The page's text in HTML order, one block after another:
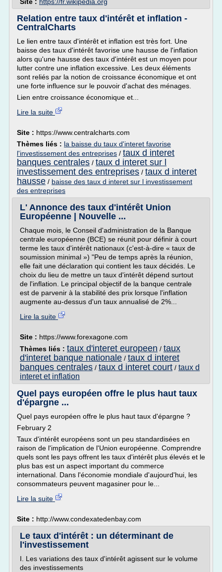
Relation entre taux d'intérêt et inflation -
CentralCharts
Le lien entre taux d'intérêt et inflation est très fort. Une
baisse des taux d'intérêt favorise une hausse de l'inflation
alors qu'une hausse des taux d'intérêt est un moyen pour
lutter contre une inflation excessive. Les deux éléments
sont reliés par la notion de croissance économique et ont
une forte influence sur le pouvoir d'achat des ménages.
Lien entre croissance économique et...
Lire la suite
Site : https://www.centralcharts.com
Thèmes liés : la baisse du taux d'interet favorise
l'investissement des entreprises / taux d interet
banques centrales / taux d interet sur l
investissement des entreprises / taux d interet
hausse / baisse des taux d interet sur l investissement
des entreprises
L' Annonce des taux d'intérêt Union
Européenne | Nouvelle ...
Chaque mois, le Conseil d'administration de la Banque
centrale européenne (BCE) se réunit pour définir à court
terme les taux d'intérêt nationaux (c'est-à-dire « taux de
soumission minimal ») "Peu de temps après la réunion,
elle fait une déclaration qui contient les taux décidés. Le
choix du lieu de mettre un taux d'intérêt dépend surtout
de l'inflation. Le principal objectif de la banque centrale
est de parvenir à la stabilité des prix lorsque l'inflation
augmente au-dessus d'un taux annualisé de 2%...
Lire la suite
Site : https://www.forexagone.com
Thèmes liés : taux d'interet europeen / taux
d'interet banque nationale / taux d interet
banques centrales / taux d interet court / taux d
interet et inflation
Quel pays européen offre le plus haut taux
d'épargne ...
Quel pays européen offre le plus haut taux d'épargne ?
February 2
Taux d'intérêt européens sont un peu standardisées en
raison de l'implication de l'Union européenne. Comprendre
quels sont les pays offrent les taux d'intérêt plus élevés et le
plus bas est un aspect important du commerce
international. Dans l'économie mondiale d'aujourd'hui, les
consommateurs peuvent magasiner pour le...
Lire la suite
Site : http://www.condexatedenbay.com
Le taux d'intérêt : un déterminant de
l'investissement
I. Les variations des taux d'intérêt agissent sur le volume
des investissements